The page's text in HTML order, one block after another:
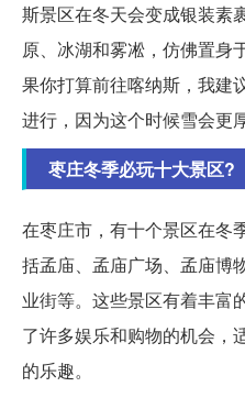
斯景区在冬天会变成银装素
原、冰湖和雾凇，仿佛置身
果你打算前往喀纳斯，我建
进行，因为这个时候雪会更
枣庄冬季必玩十大景区?
在枣庄市，有十个景区在冬
括孟庙、孟庙广场、孟庙博
业街等。这些景区有着丰富
了许多娱乐和购物的机会，
的乐趣。